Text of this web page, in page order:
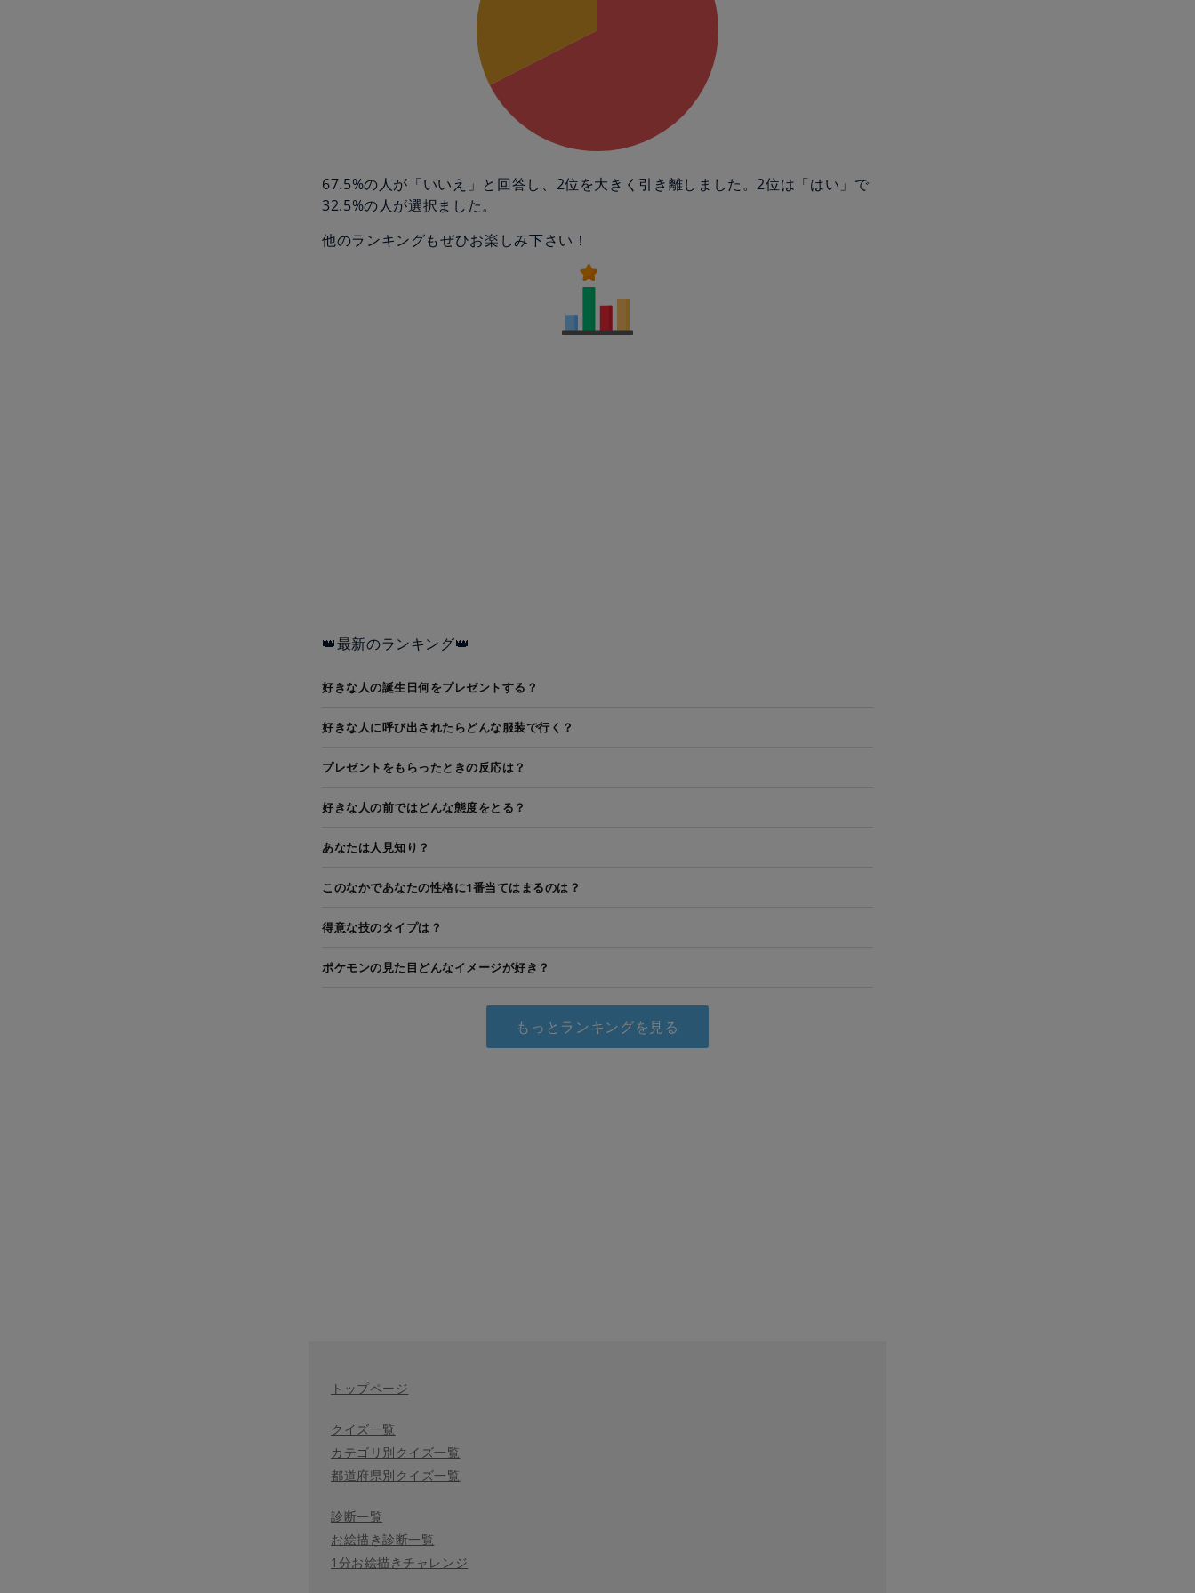
67.5%の人が「いいえ」と回答し、2位を大きく引き離しました。2位は「はい」で
32.5%の人が選択ました。
他のランキングもぜひお楽しみ下さい！
👑最新のランキング👑
好きな人の誕生日何をプレゼントする？
好きな人に呼び出されたらどんな服装で行く？
プレゼントをもらったときの反応は？
好きな人の前ではどんな態度をとる？
あなたは人見知り？
このなかであなたの性格に1番当てはまるのは？
得意な技のタイプは？
ポケモンの見た目どんなイメージが好き？
もっとランキングを見る
トップページ
クイズ一覧
カテゴリ別クイズ一覧
都道府県別クイズ一覧
診断一覧
お絵描き診断一覧
1分お絵描きチャレンジ